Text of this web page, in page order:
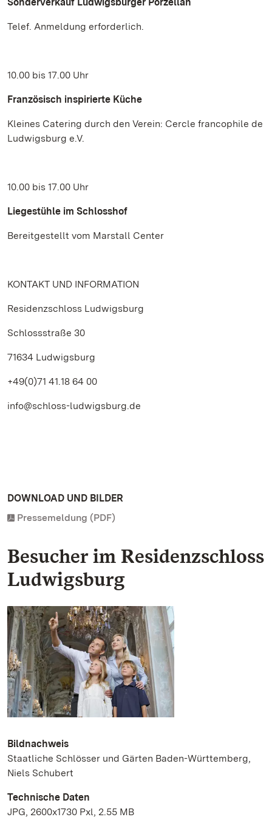
Telef. Anmeldung erforderlich.
10.00 bis 17.00 Uhr
Französisch inspirierte Küche
Kleines Catering durch den Verein: Cercle francophile de
Ludwigsburg e.V.
10.00 bis 17.00 Uhr
Liegestühle im Schlosshof
Bereitgestellt vom Marstall Center
KONTAKT UND INFORMATION
Residenzschloss Ludwigsburg
Schlossstraße 30
71634 Ludwigsburg
+49(0)71 41.18 64 00
info@schloss-ludwigsburg.de
DOWNLOAD UND BILDER
Pressemeldung (PDF)
Besucher im Residenzschloss
Ludwigsburg
Bildnachweis
Staatliche Schlösser und Gärten Baden-Württemberg,
Niels Schubert
Technische Daten
JPG, 2600x1730 Pxl, 2.55 MB